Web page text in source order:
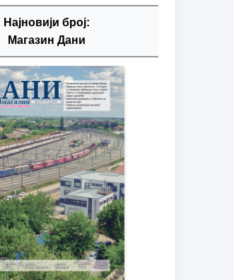
Најновији број:
Магазин Дани